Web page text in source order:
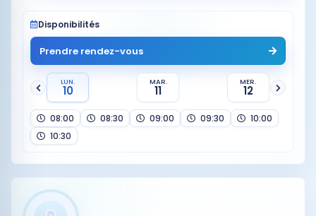
Disponibilités
Prendre rendez-vous
LUN.
10
MAR.
11
MER.
12
08:00 08:30 09:00 09:30
10:00
10:30